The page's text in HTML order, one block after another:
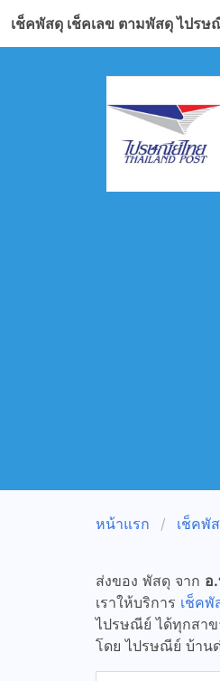
เช็คพัสดุ เช็คเลข ตามพัสดุ ไปรษ
หน้าแรก เช็คพั
ส่งของ พัสดุ จาก อ
เราให้บริการ เช็คพั
ไปรษณีย์ ได้ทุกสา
โดย ไปรษณีย์ บ้าน